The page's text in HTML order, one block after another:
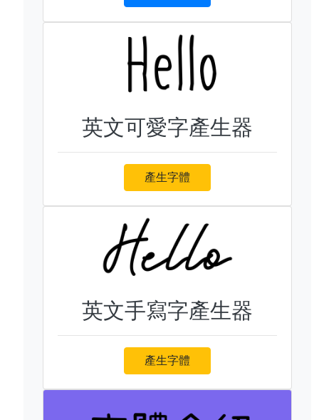
英文可愛字產生器
產生字體
英文手寫字產生器
產生字體